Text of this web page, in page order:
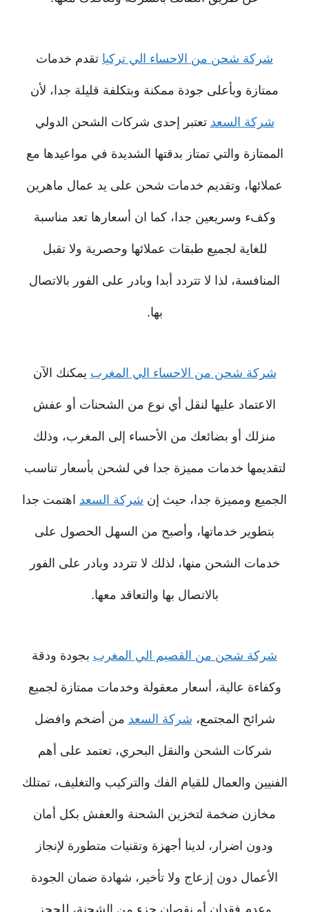
شركة شحن من الاحساء الي تركيا تقدم خدمات
ممتازة وبأعلى جودة ممكنة وبتكلفة قليلة جدا، لأن
شركة السعد تعتبر إحدى شركات الشحن الدولي
الممتازة والتي تمتاز بدقتها الشديدة في مواعيدها مع
عملائها، وتقديم خدمات شحن على يد عمال ماهرين
وكفء وسريعين جدا، كما ان أسعارها تعد مناسبة
للغاية لجميع طبقات عملائها وحصرية ولا تقبل
المنافسة، لذا لا تتردد أبدا وبادر على الفور بالاتصال
بها.
شركة شحن من الاحساء الي المغرب يمكنك الآن
الاعتماد عليها لنقل أي نوع من الشحنات أو عفش
منزلك أو بضائعك من الأحساء إلى المغرب، وذلك
لتقديمها خدمات مميزة جدا في لشحن بأسعار تناسب
الجميع ومميزة جدا، حيث إن شركة السعد اهتمت جدا
بتطوير خدماتها، وأصبح من السهل الحصول على
خدمات الشحن منها، لذلك لا تتردد وبادر على الفور
بالاتصال بها والتعاقد معها.
شركة شحن من القصيم الي المغرب بجودة ودقة
وكفاءة عالية، أسعار معقولة وخدمات ممتازة لجميع
شرائح المجتمع، شركة السعد من أضخم وافضل
شركات الشحن والنقل البحري، تعتمد على أهم
الفنيين والعمال للقيام الفك والتركيب والتغليف، تمتلك
مخازن ضخمة لتخزين الشحنة والعفش بكل أمان
ودون اضرار، لدينا أجهزة وتقنيات متطورة لإنجاز
الأعمال دون إزعاج ولا تأخير، شهادة ضمان الجودة
وعدم فقدان أو نقصان جزء من الشحنة، للحجز